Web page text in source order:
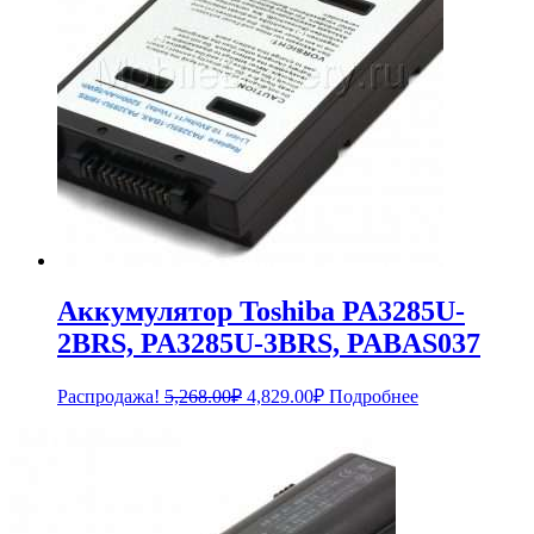
Аккумулятор Toshiba PA3285U-
2BRS, PA3285U-3BRS, PABAS037
Распродажа! 5,268.00₽ Первоначальная
5,268.00₽.
4,829.00₽Текущая
Подробнее